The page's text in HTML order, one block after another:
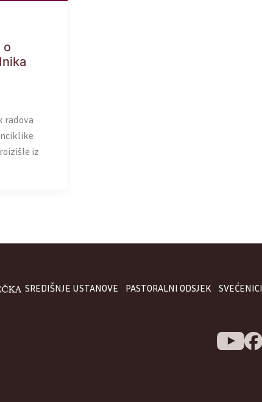
o
radova
iz
SREDIŠNJE USTANOVE PASTORALNI ODSJEK SVEĆENICI